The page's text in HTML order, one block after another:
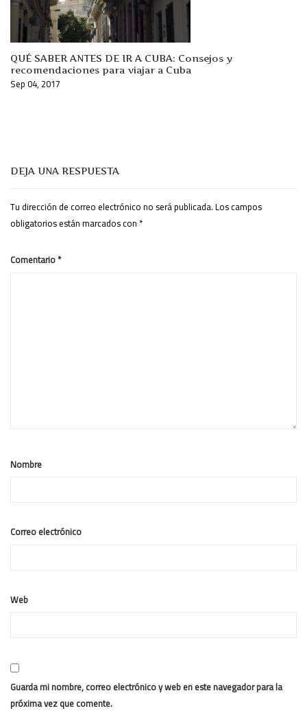
QUÉ SABER ANTES DE IR A CUBA: Consejos y
recomendaciones para viajar a Cuba
Sep 04, 2017
DEJA UNA RESPUESTA
Tu dirección de correo electrónico no será publicada.Los campos
obligatorios están marcados con*
Comentario*
Nombre
Correo electrónico
Web
Guarda mi nombre, correo electrónico y web en este navegador para la
próxima vez que comente.